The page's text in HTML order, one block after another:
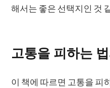
해서는 좋은 선택지인 것
고통을 피하는
이 책에 따르면 고통을 피